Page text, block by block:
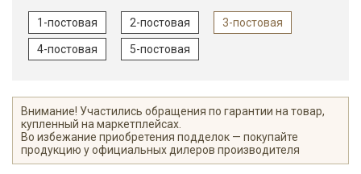
1-постовая 2-постовая 3-постовая
4-постовая 5-постовая
Внимание! Участились обращения по гарантии на товар,
купленный на маркетплейсах.
Во избежание приобретения подделок — покупайте
продукцию у официальных дилеров производителя